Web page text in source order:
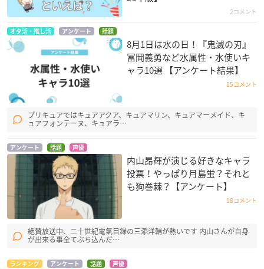
2コメント
オタ活・推し活 アンケート 話題
8月1日は水の日！『鬼滅の刃』
冨岡義勇など水属性・水使いキ
ャラ10選 【アンケート結果】
15コメント
プリキュアではキュアアクア、キュアマリン、キュアマーメイド、キ
ュアフォンテーヌ、キュアラ…
アンケート 話題 声優
内山昂輝が演じる好きなキャラ
投票！やっぱり月島蛍？それと
も狗巻棘？【アンケート】
18コメント
絶賛放送中、二十世紀電氣目録の三添洋輔が熱いです 内山さんが自身
が出来る事全てぶち込んだ…
ランキング アンケート 話題 声優